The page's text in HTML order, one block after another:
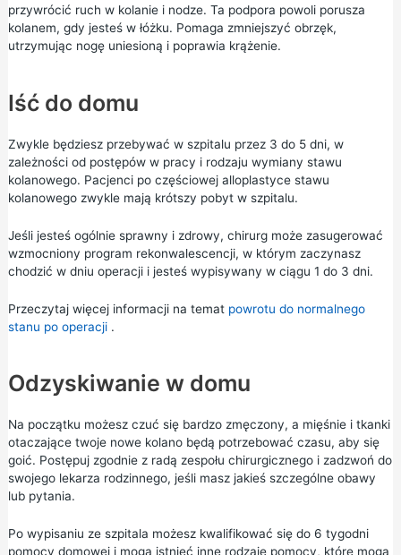
przywrócić ruch w kolanie i nodze. Ta podpora powoli porusza
kolanem, gdy jesteś w łóżku. Pomaga zmniejszyć obrzęk,
utrzymując nogę uniesioną i poprawia krążenie.
Iść do domu
Zwykle będziesz przebywać w szpitalu przez 3 do 5 dni, w
zależności od postępów w pracy i rodzaju wymiany stawu
kolanowego. Pacjenci po częściowej alloplastyce stawu
kolanowego zwykle mają krótszy pobyt w szpitalu.
Jeśli jesteś ogólnie sprawny i zdrowy, chirurg może zasugerować
wzmocniony program rekonwalescencji, w którym zaczynasz
chodzić w dniu operacji i jesteś wypisywany w ciągu 1 do 3 dni.
Przeczytaj więcej informacji na temat powrotu do normalnego
stanu po operacji.
Odzyskiwanie w domu
Na początku możesz czuć się bardzo zmęczony, a mięśnie i tkanki
otaczające twoje nowe kolano będą potrzebować czasu, aby się
goić. Postępuj zgodnie z radą zespołu chirurgicznego i zadzwoń do
swojego lekarza rodzinnego, jeśli masz jakieś szczególne obawy
lub pytania.
Po wypisaniu ze szpitala możesz kwalifikować się do 6 tygodni
pomocy domoweji mogą istnieć inne rodzajepomocy, które mogą